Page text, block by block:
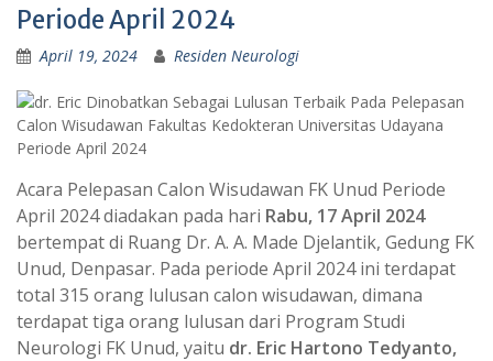
Periode April 2024
April 19, 2024 Residen Neurologi
Acara Pelepasan Calon Wisudawan FK Unud Periode
April 2024 diadakan pada hari Rabu, 17 April 2024
bertempat di Ruang Dr. A. A. Made Djelantik, Gedung FK
Unud, Denpasar. Pada periode April 2024 ini terdapat
total 315 orang lulusan calon wisudawan, dimana
terdapat tiga orang lulusan dari Program Studi
Neurologi FK Unud, yaitu dr. Eric Hartono Tedyanto,